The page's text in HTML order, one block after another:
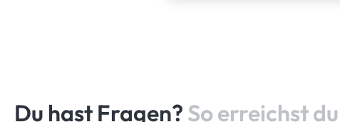
Du hast Fragen? So erreichst